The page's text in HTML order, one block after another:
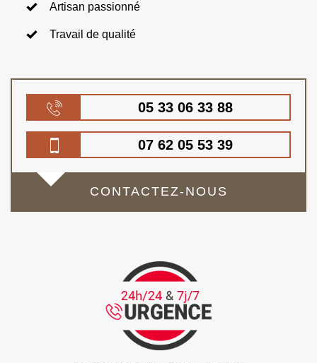
Artisan passionné
Travail de qualité
05 33 06 33 88
07 62 05 53 39
CONTACTEZ-NOUS